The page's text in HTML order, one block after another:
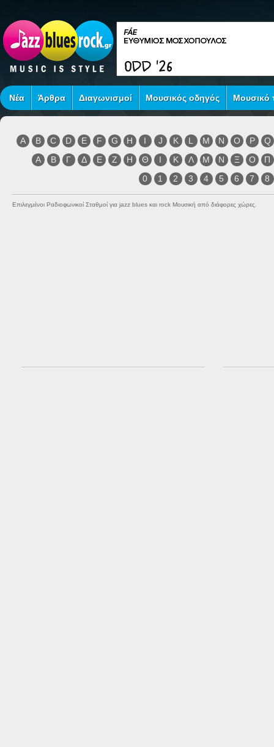
Νέα Άρθρα Διαγωνισμοί Μουσικός οδηγός Μουσικό
A B C D E F G H I J K L M N O P
Q
Α
Β Γ Δ Ε Ζ Η Θ Ι Κ Λ Μ Ν Ξ Ο
Π
0
1 2 3 4 5 6 7 8
Επιλεγμένοι Ραδιοφωνικοί Σταθμοί για jazz blues και rock Μουσική από διάφορες χώρες.